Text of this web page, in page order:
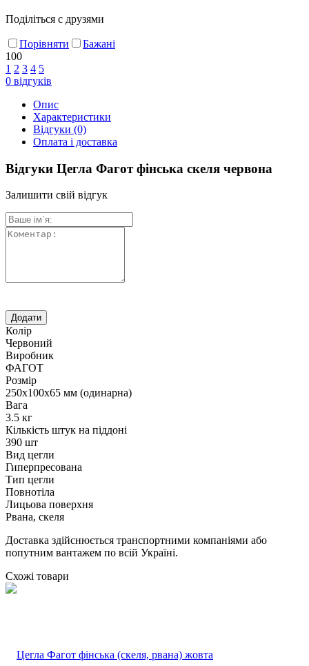
Поділіться с друзями
Порівняти
Бажані
100
1 2 3 4 5
0 відгуків
Опис
Характеристики
Відгуки (0)
Оплата і доставка
Відгуки Цегла Фагот фінська скеля червона
Залишити свій відгук
Колір
Червоний
Виробник
ФАГОТ
Розмір
250х100х65 мм (одинарна)
Вага
3.5 кг
Кількість штук на піддоні
390 шт
Вид цегли
Гиперпресована
Тип цегли
Повнотіла
Лицьова поверхня
Рвана, скеля
Доставка здійснюється транспортними компаніями або
попутним вантажем по всій Україні.
Схожі товари